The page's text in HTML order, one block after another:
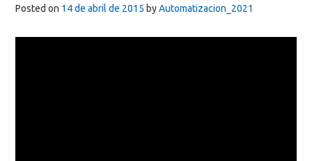
Posted on 14 de abril de 2015 byAutomatizacion_2021